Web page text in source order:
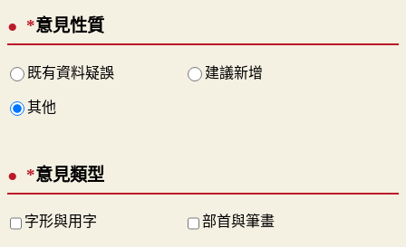
*意見性質
既有資料疑誤 建議新增
其他
*意見類型
字形與用字 部首與筆畫